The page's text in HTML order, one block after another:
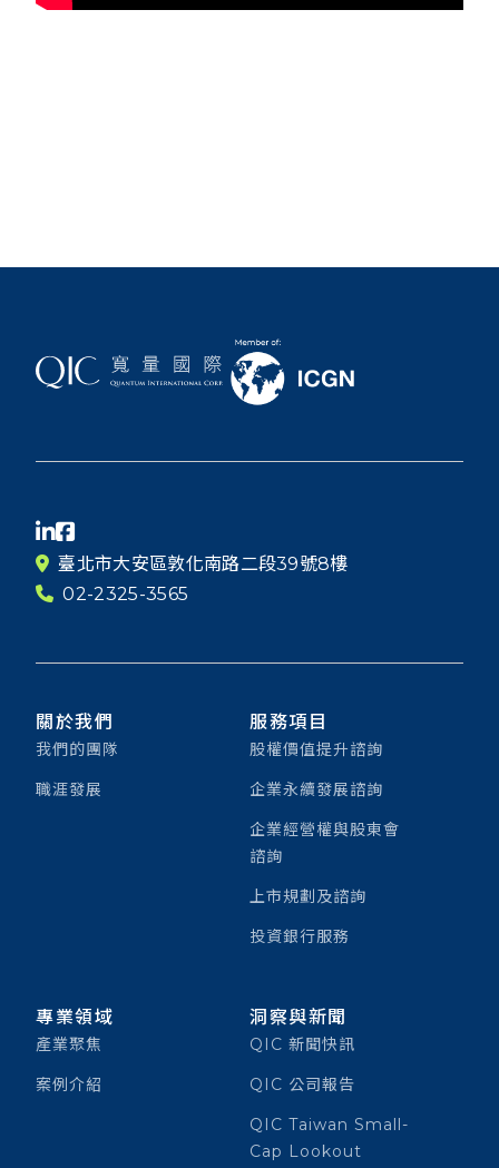
臺北市大安區敦化南路二段39號8樓
02-2325-3565
關於我們
我們的團隊
職涯發展
服務項目
股權價值提升諮詢
企業永續發展諮詢
企業經營權與股東會
諮詢
上市規劃及諮詢
投資銀行服務
專業領域
產業聚焦
案例介紹
洞察與新聞
QIC 新聞快訊
QIC 公司報告
QIC Taiwan Small-
Cap Lookout